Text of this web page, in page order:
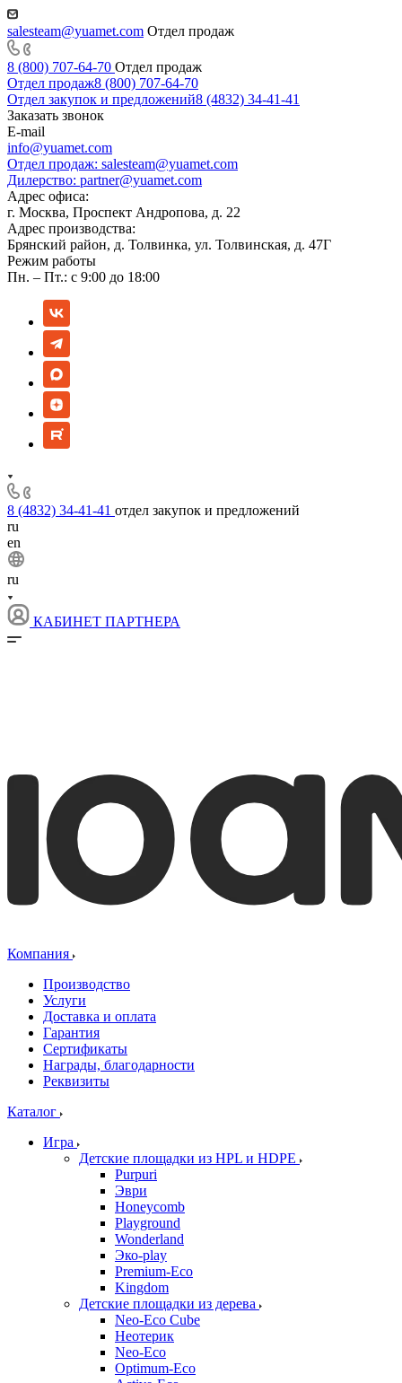
salesteam@yuamet.com Отдел продаж
8 (800) 707-64-70 Отдел продаж
Отдел продаж8 (800) 707-64-70
Отдел закупок и предложений8 (4832) 34-41-41
Заказать звонок
E-mail
info@yuamet.com
Отдел продаж: salesteam@yuamet.com
Дилерство: partner@yuamet.com
Адрес офиса:
г. Москва, Проспект Андропова, д. 22
Адрес производства:
Брянский район, д. Толвинка, ул. Толвинская, д. 47Г
Режим работы
Пн. – Пт.: с 9:00 до 18:00
8 (4832) 34-41-41 отдел закупок и предложений
ru
en
ru
КАБИНЕТ ПАРТНЕРА
Компания
Производство
Услуги
Доставка и оплата
Гарантия
Сертификаты
Награды, благодарности
Реквизиты
Каталог
Игра
Детские площадки из HPL и HDPE
Purpuri
Эври
Honeycomb
Playground
Wonderland
Эко-play
Premium-Eco
Kingdom
Детские площадки из дерева
Neo-Eco Cube
Неотерик
Neo-Eco
Оptimum-Еco